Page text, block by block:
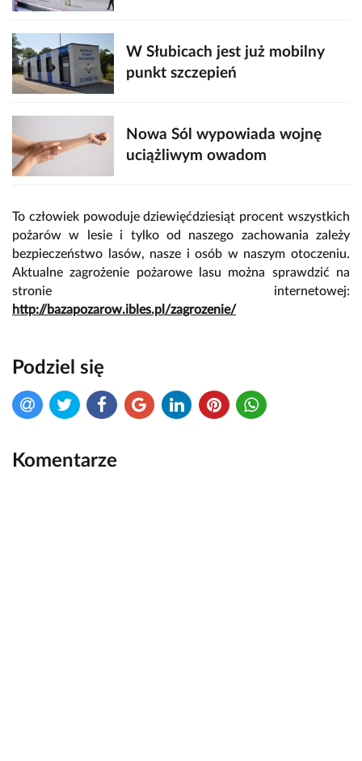
W Słubicach jest już mobilny
punkt szczepień
Nowa Sól wypowiada wojnę
uciążliwym owadom
To człowiek powoduje dziewięćdziesiąt procent wszystkich
pożarów w lesie i tylko od naszego zachowania zależy
bezpieczeństwo lasów, nasze i osób w naszym otoczeniu.
Aktualne zagrożenie pożarowe lasu można sprawdzić na
stronie internetowej:
http://bazapozarow.ibles.pl/zagrozenie/
Podziel się
Komentarze